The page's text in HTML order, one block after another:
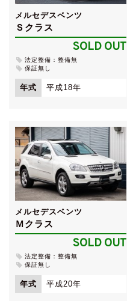
メルセデスベンツ
Ｓクラス
SOLD OUT
法定整備：整備無
保証無し
年式 平成18年
メルセデスベンツ
Ｍクラス
SOLD OUT
法定整備：整備無
保証無し
年式 平成20年